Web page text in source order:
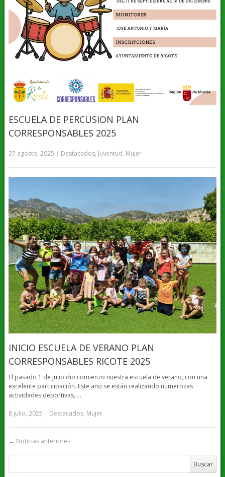
ESCUELA DE PERCUSION PLAN
CORRESPONSABLES 2025
27 agosto, 2025 | Destacados, Juventud, Mujer
INICIO ESCUELA DE VERANO PLAN
CORRESPONSABLES RICOTE 2025
El pasado 1 de julio dio comienzo nuestra escuela de verano, con una
excelente participación. Este año se están realizando numerosas
actividades deportivas, …
8 julio, 2025 | Destacados, Mujer
← Noticias anteriores